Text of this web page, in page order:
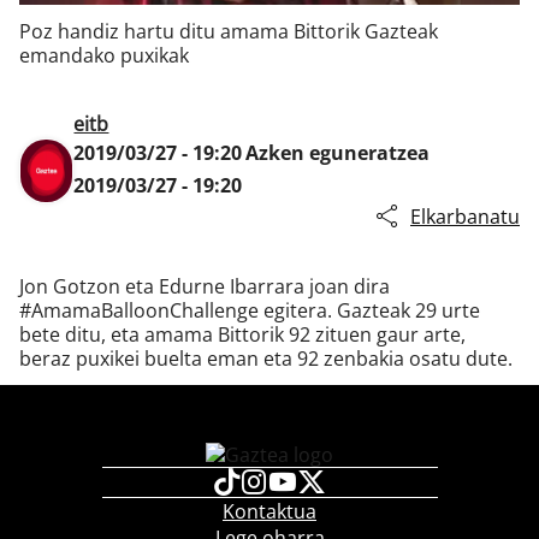
Poz handiz hartu ditu amama Bittorik Gazteak
emandako puxikak
eitb
2019/03/27 - 19:20Azken eguneratzea
2019/03/27 - 19:20
Elkarbanatu
Jon Gotzon eta Edurne Ibarrara joan dira
#AmamaBalloonChallenge egitera. Gazteak 29 urte
bete ditu, eta amama Bittorik 92 zituen gaur arte,
beraz puxikei buelta eman eta 92 zenbakia osatu dute.
Kontaktua